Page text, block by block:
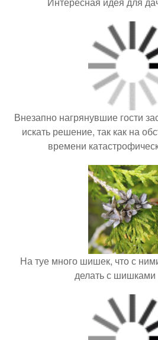
Внезапно нагрянувшие гости
искать решение, так как на
времени
На туе много шишек, что с
делать с шишками